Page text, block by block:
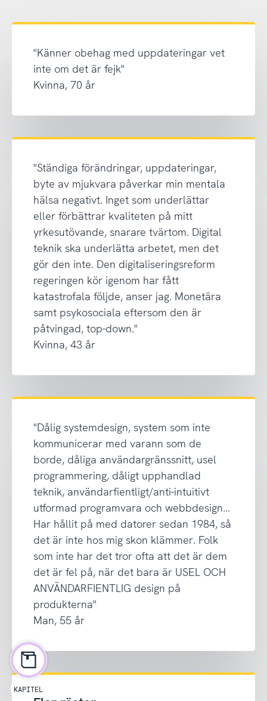
"Känner obehag med uppdateringar vet
inte om det är fejk"
Kvinna, 70 år
"Ständiga förändringar, uppdateringar,
byte av mjukvara påverkar min mentala
hälsa negativt. Inget som underlättar
eller förbättrar kvaliteten på mitt
yrkesutövande, snarare tvärtom. Digital
teknik ska underlätta arbetet, men det
gör den inte. Den digitaliseringsreform
regeringen kör igenom har fått
katastrofala följde, anser jag. Monetära
samt psykosociala eftersom den är
påtvingad, top-down."
Kvinna, 43 år
"Dålig systemdesign, system som inte
kommunicerar med varann som de
borde, dåliga användargränssnitt, usel
programmering, dåligt upphandlad
teknik, användarfientligt/anti-intuitivt
utformad programvara och webbdesign…
Har hållit på med datorer sedan 1984, så
det är inte hos mig skon klämmer. Folk
som inte har det tror ofta att det är dem
det är fel på, när det bara är USEL OCH
ANVÄNDARFIENTLIG design på
produkterna"
Man, 55 år
KAPITEL